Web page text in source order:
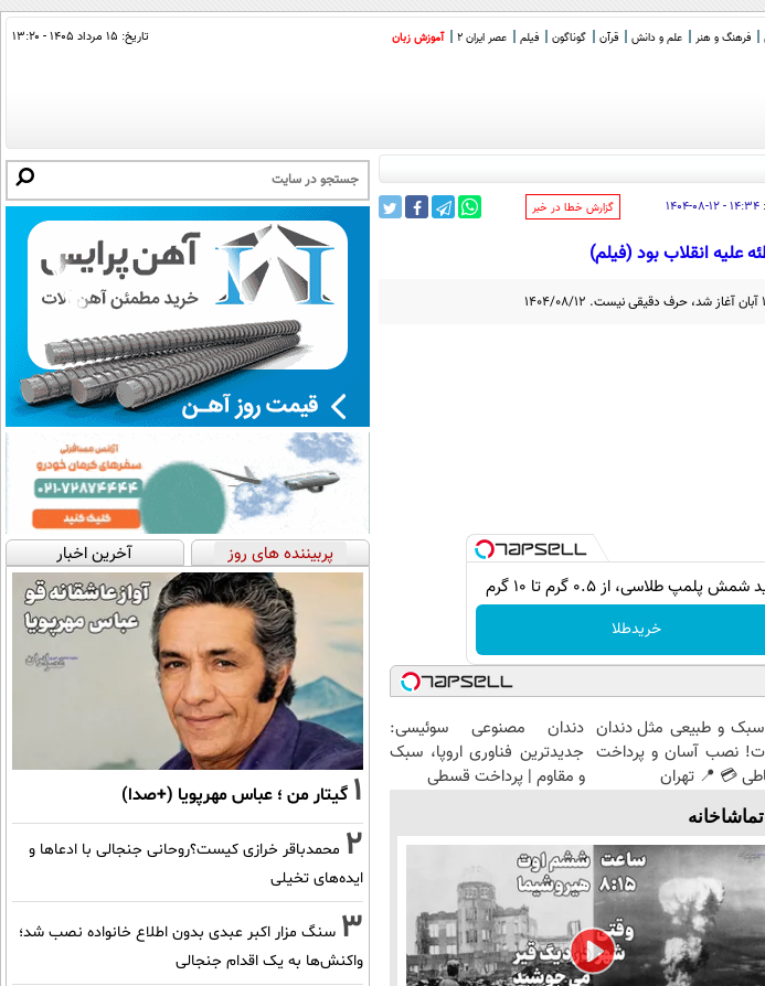
فرهنگ و هنر علم و دانش قرآن گوناگون فیلم عصر ایران 2 آموزش زبان تاریخ: ۱۵ مرداد ۱۴۰۵ - ۱۳:۲۰
۱۴:۳۴ - ۱۲-۰۸-۱۴۰۴ ‌گزارش خطا در خبر
علیه انقلاب بود (فیلم)
پلمپ طلاسی، از ۰.۵ گرم تا ۱۰ گرم
خریدطلا
و طبیعی مثل دندان
نصب آسان و پرداخت
💳 📍 تهران
دندان مصنوعی سوئیسی:
جدیدترین فناوری اروپا، سبک
و مقاوم | پرداخت قسطی
تماشاخانه
پربیننده های روز آخرین اخبار
1 گیتار من ؛ عباس مهرپویا (+صدا)
2 محمدباقر خرازی کیست؟روحانی جنجالی با ادعاها و
ایده‌های تخیلی
3 سنگ مزار اکبر عبدی بدون اطلاع خانواده نصب شد؛
واکنش‌ها به یک اقدام جنجالی